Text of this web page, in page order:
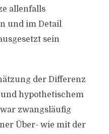
allenfalls
und im Detail
sein
der Differenz
hypothetischem
zwangsläufig
Über- wie mit der